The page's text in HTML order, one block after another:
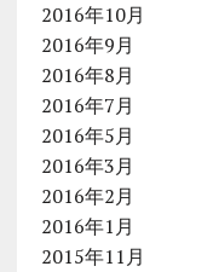
2016年10月
2016年9月
2016年8月
2016年7月
2016年5月
2016年3月
2016年2月
2016年1月
2015年11月